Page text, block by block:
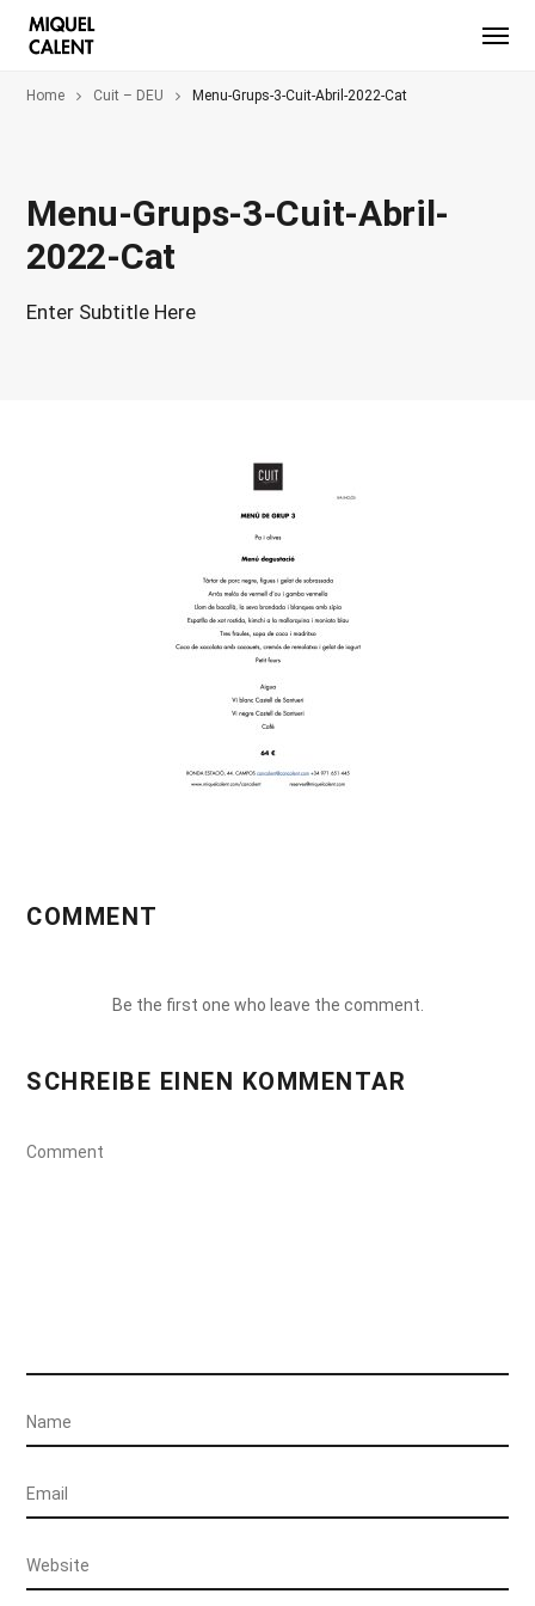
Home Cuit – DEU Menu-Grups-3-Cuit-Abril-2022-Cat
Menu-Grups-3-Cuit-Abril-
2022-Cat
Enter Subtitle Here
COMMENT
Be the first one who leave the comment.
SCHREIBE EINEN KOMMENTAR